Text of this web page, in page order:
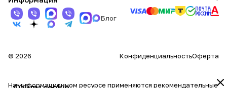
Блог
© 2026 КонфиденциальностьОферта
На информационном ресурсе применяются рекомендательные